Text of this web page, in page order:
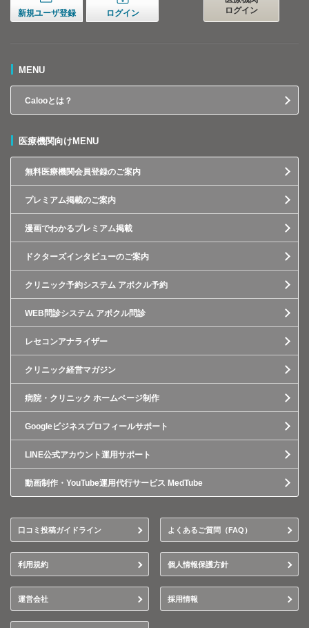
新規ユーザ登録 ログイン
ログイン
MENU
Calooとは？
医療機関向けMENU
無料医療機関会員登録のご案内
プレミアム掲載のご案内
漫画でわかるプレミアム掲載
ドクターズインタビューのご案内
クリニック予約システム アポクル予約
WEB問診システム アポクル問診
レセコンアナライザー
クリニック経営マガジン
病院・クリニック ホームページ制作
Googleビジネスプロフィールサポート
LINE公式アカウント運用サポート
動画制作・YouTube運用代行サービス MedTube
口コミ投稿ガイドライン よくあるご質問（FAQ）
利用規約 個人情報保護方針
運営会社 採用情報